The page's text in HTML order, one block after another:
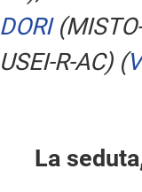
DORI
USEI-R-AC) (
La